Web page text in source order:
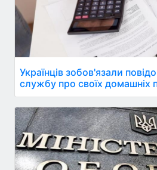
Українців зобов'язали
службу про своїх домашніх